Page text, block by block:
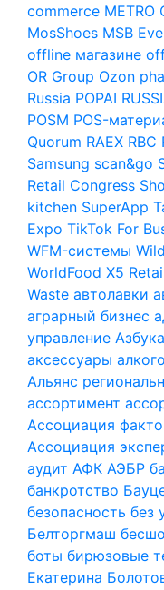
commerce METRO
MosShoes MSB
offline магазине
OR Group Ozon
Russia POPAI
POSM POS-
Quorum RAEX RBC
Samsung scan&go
Retail Congress
kitchen SuperApp
Expo TikTok For
WFM-системы
WorldFood X5
Waste автолавки
аграрный бизнес
управление
аксессуары
Альянс
ассортимент
Ассоциация
Ассоциация
аудит АФК АЭБР
банкротство
безопасность без
Белторгмаш
боты бирюзовые
Екатерина